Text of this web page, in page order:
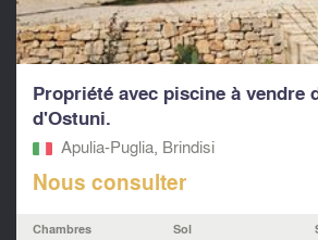
Propriété avec piscine à vendre
d'Ostuni.
Apulia-Puglia, Brindisi
Nous consulter
Chambres Sol